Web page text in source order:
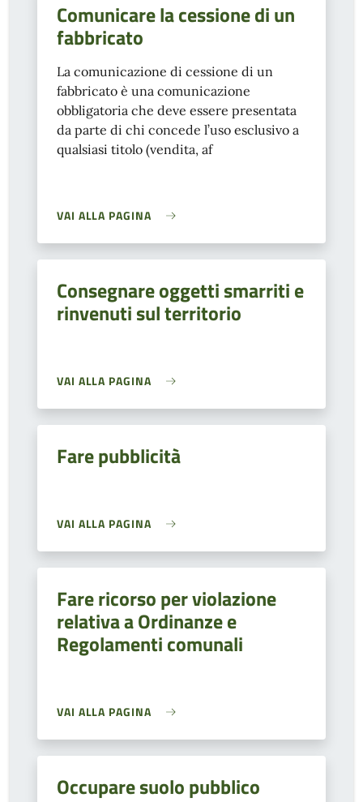
Comunicare la cessione di un
fabbricato
La comunicazione di cessione di un
fabbricato è una comunicazione
obbligatoria che deve essere presentata
da parte di chi concede l’uso esclusivo a
qualsiasi titolo (vendita, af
VAI ALLA PAGINA
Consegnare oggetti smarriti e
rinvenuti sul territorio
VAI ALLA PAGINA
Fare pubblicità
VAI ALLA PAGINA
Fare ricorso per violazione
relativa a Ordinanze e
Regolamenti comunali
VAI ALLA PAGINA
Occupare suolo pubblico